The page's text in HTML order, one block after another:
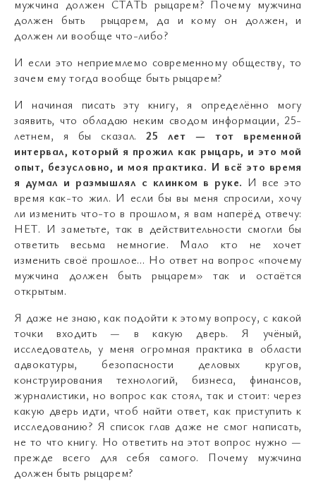
мужчина должен СТАТЬ рыцарем? Почему мужчина
должен быть рыцарем, да и кому он должен, и
должен ли вообще что-либо?
И если это неприемлемо современному обществу, то
зачем ему тогда вообще быть рыцарем?
И начиная писать эту книгу, я определённо могу
заявить, что обладаю неким сводом информации, 25-
летнем, я бы сказал.25 лет— тот временной
интервал, который я прожил как рыцарь, и это мой
опыт, безусловно, и моя практика. И всё это время
я думал и размышлял с клинком в руке. И все это
время как-то жил. И если бы вы меня спросили, хочу
ли изменить что-то в прошлом, я вам наперёд отвечу:
НЕТ. И заметьте, так в действительности смогли бы
ответить весьма немногие. Мало кто не хочет
изменить своё прошлое… Но ответ на вопрос «почему
мужчина должен быть рыцарем» так и остаётся
открытым.
Я даже не знаю, как подойти к этому вопросу, с какой
точки входить— в какую дверь. Я учёный,
исследователь, у меня огромная практика в области
адвокатуры, безопасности деловых кругов,
конструирования технологий, бизнеса, финансов,
журналистики, но вопрос как стоял, так и стоит: через
какую дверь идти, чтоб найти ответ, как приступить к
исследованию? Я список глав даже не смог написать,
не то что книгу. Но ответить на этот вопрос нужно—
прежде всего для себя самого. Почему мужчина
должен быть рыцарем?